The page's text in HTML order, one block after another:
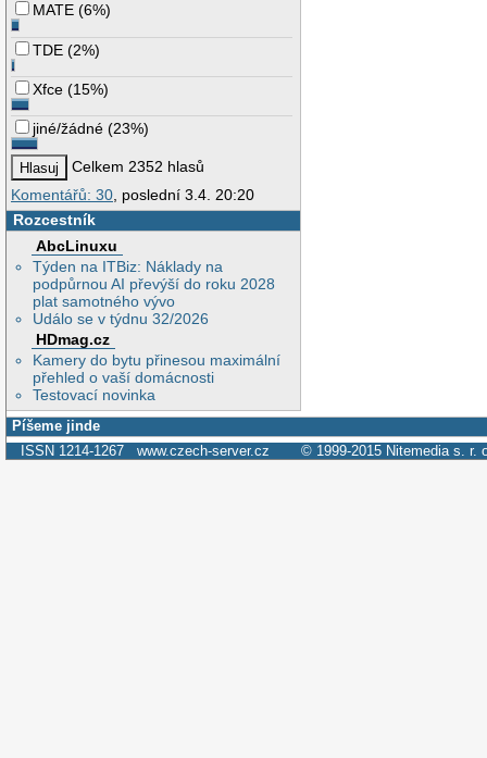
MATE (6%)
TDE (2%)
Xfce (15%)
jiné/žádné (23%)
Celkem 2352 hlasů
Komentářů: 30 , poslední 3.4. 20:20
Rozcestník
AbcLinuxu
Týden na ITBiz: Náklady na
podpůrnou AI převýší do roku 2028
plat samotného vývo
Událo se v týdnu 32/2026
HDmag.cz
Kamery do bytu přinesou maximální
přehled o vaší domácnosti
Testovací novinka
Píšeme jinde
ISSN 1214-1267 www.czech-server.cz © 1999-2015 Nitemedia s. r.